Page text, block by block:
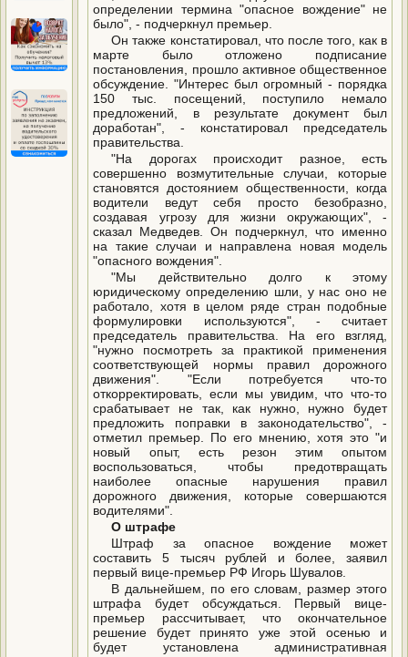
определении термина "опасное вождение" не
было", - подчеркнул премьер.
Он также констатировал, что после того, как в
марте было отложено подписание
постановления, прошло активное общественное
обсуждение. "Интерес был огромный - порядка
150 тыс. посещений, поступило немало
предложений, в результате документ был
доработан", - констатировал председатель
правительства.
"На дорогах происходит разное, есть
совершенно возмутительные случаи, которые
становятся достоянием общественности, когда
водители ведут себя просто безобразно,
создавая угрозу для жизни окружающих", -
сказал Медведев. Он подчеркнул, что именно
на такие случаи и направлена новая модель
"опасного вождения".
"Мы действительно долго к этому
юридическому определению шли, у нас оно не
работало, хотя в целом ряде стран подобные
формулировки используются", - считает
председатель правительства. На его взгляд,
"нужно посмотреть за практикой применения
соответствующей нормы правил дорожного
движения". "Если потребуется что-то
откорректировать, если мы увидим, что что-то
срабатывает не так, как нужно, нужно будет
предложить поправки в законодательство", -
отметил премьер. По его мнению, хотя это "и
новый опыт, есть резон этим опытом
воспользоваться, чтобы предотвращать
наиболее опасные нарушения правил
дорожного движения, которые совершаются
водителями".
О штрафе
Штраф за опасное вождение может
составить 5 тысяч рублей и более, заявил
первый вице-премьер РФ Игорь Шувалов.
В дальнейшем, по его словам, размер этого
штрафа будет обсуждаться. Первый вице-
премьер рассчитывает, что окончательное
решение будет принято уже этой осенью и
будет установлена административная